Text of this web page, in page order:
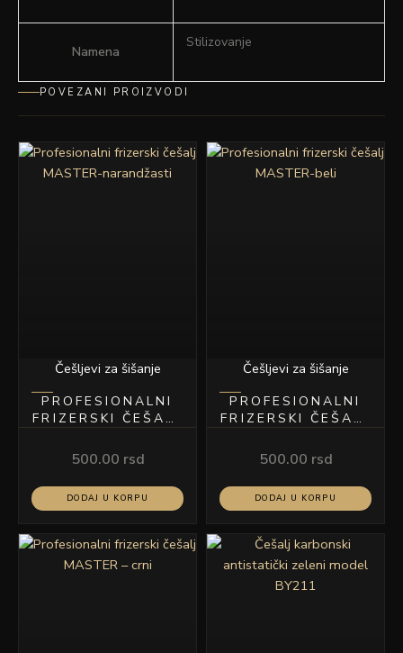
Namena
Stilizovanje
POVEZANI PROIZVODI
Češljevi za šišanje
PROFESIONALNI
FRIZERSKI ČEŠALJ
NARANDŽASTI
500.00 rsd
DODAJ U KORPU
Češljevi za šišanje
PROFESIONALNI
FRIZERSKI ČEŠALJ
500.00 rsd
DODAJ U KORPU